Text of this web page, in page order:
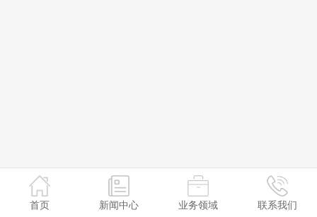
首页 新闻中心 业务领域 联系我们